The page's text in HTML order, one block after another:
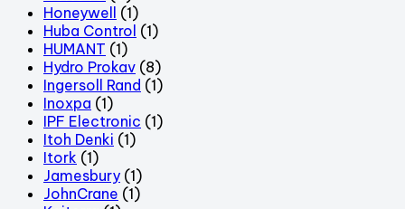
Honeywell (1)
Huba Control (1)
HUMANT (1)
Hydro Prokav (8)
Ingersoll Rand (1)
Inoxpa (1)
IPF Electronic (1)
Itoh Denki (1)
Itork (1)
Jamesbury (1)
JohnCrane (1)